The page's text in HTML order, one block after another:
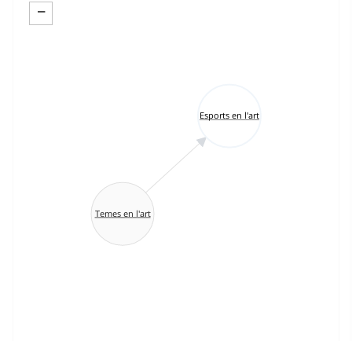
−
Esports en l'art
Temes en l'art